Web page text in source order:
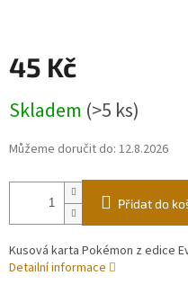
45 Kč
cena:
Skladem (>5 ks)
Můžeme doručit do: 12.8.2026
Přidat do
Kusová karta Pokémon z edice
Detailní informace